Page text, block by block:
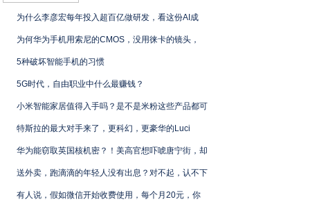
为什么李彦宏每年投入超百亿做研发，看这份AI成
为何华为手机用索尼的CMOS，没用徕卡的镜头，
5种破坏智能手机的习惯
5G时代，自由职业中什么最赚钱？
小米智能家居值得入手吗？是不是米粉这些产品都可
特斯拉的最大对手来了，更科幻，更豪华的Luci
华为能窃取英国核机密？！美高官想吓唬唐宁街，却
送外卖，跑滴滴的年轻人没有出息？对不起，认不下
有人说，假如微信开始收费使用，每个月20元，你